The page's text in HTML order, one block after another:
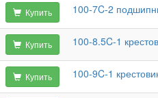
Купить 100-7C-2
Купить 100-8.5C-1
Купить 100-9C-1